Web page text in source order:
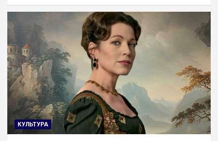
КУЛЬТУРА